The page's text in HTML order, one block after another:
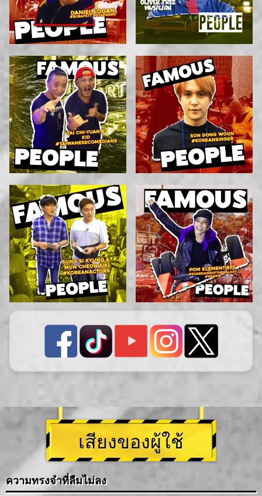
เสียงของผู้ใช้
ความทรงจำที่ลืมไม่ลง